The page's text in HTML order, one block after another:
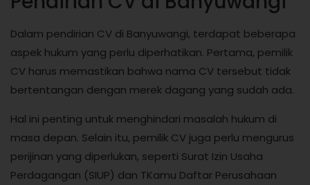
Dalam pendirian CV di Banyuwangi, terdapat beberapa
aspek hukum yang perlu diperhatikan. Pertama, pemilik
CV harus memastikan bahwa nama CV tersebut tidak
bertentangan dengan merek dagang yang sudah ada.
Hal ini penting untuk menghindari masalah hukum di
masa depan. Selain itu, pemilik CV juga perlu mengurus
perijinan yang diperlukan, seperti Surat Izin Usaha
Perdagangan (SIUP) dan TKamu Daftar Perusahaan